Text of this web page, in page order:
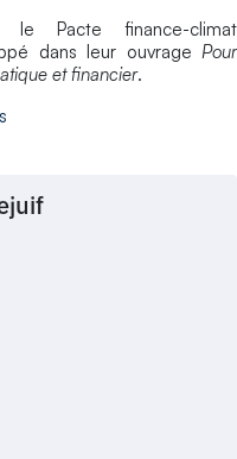
le Pacte finance-climat
dans leur ouvrage Pour
et financier.